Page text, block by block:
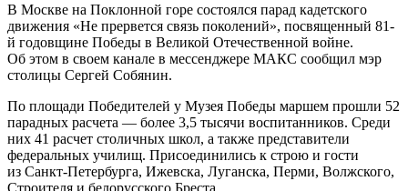
В Москве на Поклонной горе состоялся парад кадетского
движения «Не прервется связь поколений», посвященный 81-
й годовщине Победы в Великой Отечественной войне.
Об этом в своем канале в мессенджере МАКС сообщил мэр
столицы Сергей Собянин.
По площади Победителей у Музея Победы маршем прошли 52
парадных расчета — более 3,5 тысячи воспитанников. Среди
них 41 расчет столичных школ, а также представители
федеральных училищ. Присоединились к строю и гости
из Санкт-Петербурга, Ижевска, Луганска, Перми, Волжского,
Строителя и белорусского Бреста.